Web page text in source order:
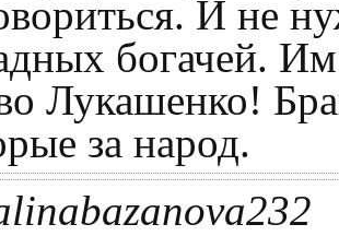
И не
богачей.
Лукашенко!
за народ.